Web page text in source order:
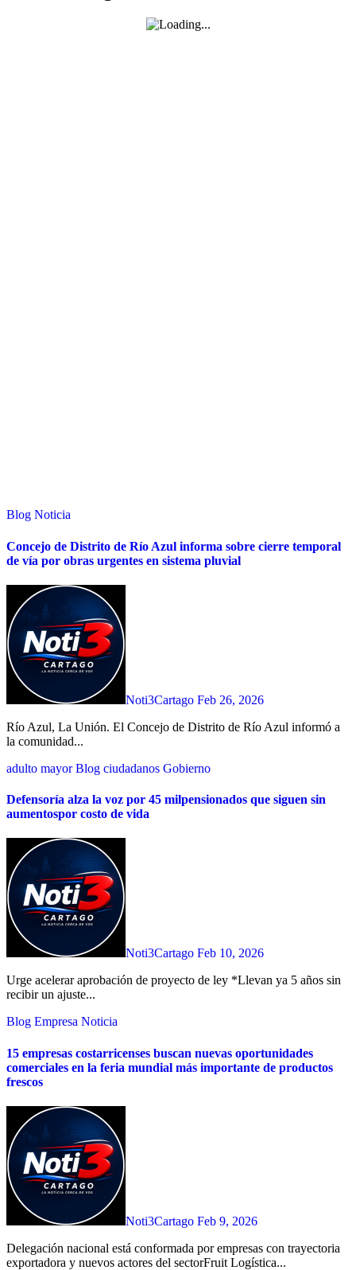
Blog Noticia
Concejo de Distrito de Río Azul informa sobre cierre temporal
de vía por obras urgentes en sistema pluvial
Noti3Cartago Feb 26, 2026
Río Azul, La Unión. El Concejo de Distrito de Río Azul informó a
la comunidad...
adulto mayorBlog ciudadanos Gobierno
Defensoría alza la voz por 45 milpensionados que siguen sin
aumentospor costo de vida
Noti3Cartago Feb 10, 2026
Urge acelerar aprobación de proyecto de ley *Llevan ya 5 años sin
recibir un ajuste...
Blog Empresa Noticia
15 empresas costarricenses buscan nuevas oportunidades
comerciales en la feria mundial más importante de productos
frescos
Noti3Cartago Feb 9, 2026
Delegación nacional está conformada por empresas con trayectoria
exportadora y nuevos actores del sectorFruit Logística...